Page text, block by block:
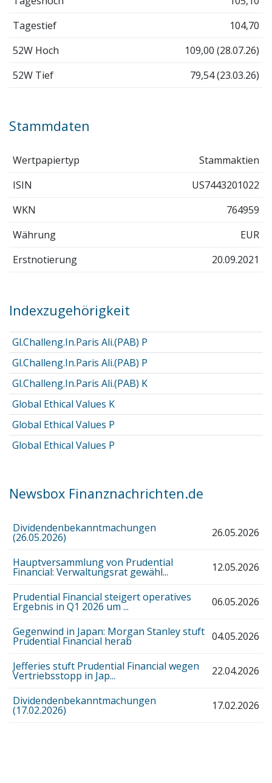
Tagestief
104,70
52W Hoch
109,00 (28.07.26)
52W Tief
79,54 (23.03.26)
Stammdaten
Wertpapiertyp
Stammaktien
ISIN
US7443201022
WKN
764959
Währung
EUR
Erstnotierung
20.09.2021
Indexzugehörigkeit
Gl.Challeng.In.Paris Ali.(PAB) P
Gl.Challeng.In.Paris Ali.(PAB) P
Gl.Challeng.In.Paris Ali.(PAB) K
Global Ethical Values K
Global Ethical Values P
Global Ethical Values P
Newsbox Finanznachrichten.de
Dividendenbekanntmachungen
(26.05.2026) 26.05.2026
Hauptversammlung von Prudential
Financial: Verwaltungsrat gewähl... 12.05.2026
Prudential Financial steigert operatives
Ergebnis in Q1 2026 um ... 06.05.2026
Gegenwind in Japan: Morgan Stanley stuft
Prudential Financial herab 04.05.2026
Jefferies stuft Prudential Financial wegen
Vertriebsstopp in Jap... 22.04.2026
Dividendenbekanntmachungen
(17.02.2026) 17.02.2026